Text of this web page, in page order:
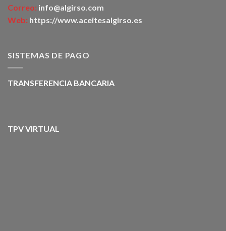
Correo: info@algirso.com
Web: https://www.aceitesalgirso.es
SISTEMAS DE PAGO
TRANSFERENCIA BANCARIA
TPV VIRTUAL